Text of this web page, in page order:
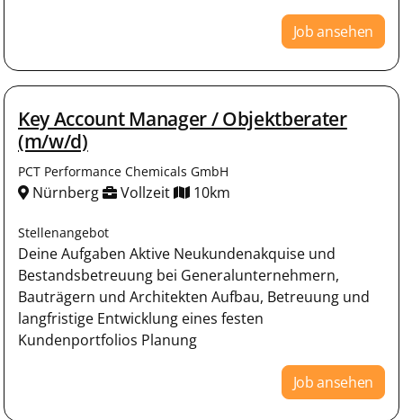
Job ansehen
Key Account Manager / Objektberater
(m/w/d)
PCT Performance Chemicals GmbH
Nürnberg Vollzeit 10km
Stellenangebot
Deine Aufgaben Aktive Neukundenakquise und
Bestandsbetreuung bei Generalunternehmern,
Bauträgern und Architekten Aufbau, Betreuung und
langfristige Entwicklung eines festen
Kundenportfolios Planung
Job ansehen